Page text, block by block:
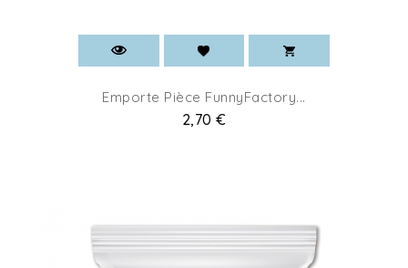
Emporte Pièce FunnyFactory...
Pret
2,70 €